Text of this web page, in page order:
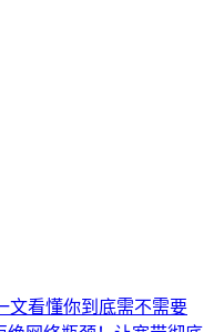
文看懂你到底需不需要